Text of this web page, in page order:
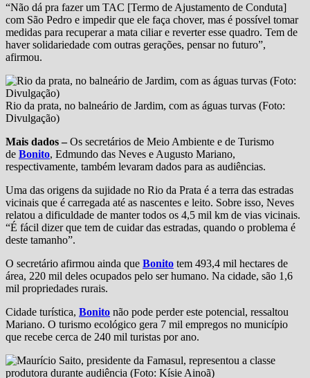
“Não dá pra fazer um TAC [Termo de Ajustamento de Conduta]
com São Pedro e impedir que ele faça chover, mas é possível tomar
medidas para recuperar a mata ciliar e reverter esse quadro. Tem de
haver solidariedade com outras gerações, pensar no futuro”,
afirmou.
Rio da prata, no balneário de Jardim, com as águas turvas (Foto:
Divulgação)
Mais dados –Os secretários de Meio Ambiente e de Turismo
de Bonito, Edmundo das Neves e Augusto Mariano,
respectivamente, também levaram dados para as audiências.
Uma das origens da sujidade no Rio da Prata é a terra das estradas
vicinais que é carregada até as nascentes e leito. Sobre isso, Neves
relatou a dificuldade de manter todos os 4,5 mil km de vias vicinais.
“É fácil dizer que tem de cuidar das estradas, quando o problema é
deste tamanho”.
O secretário afirmou ainda que Bonito tem 493,4 mil hectares de
área, 220 mil deles ocupados pelo ser humano. Na cidade, são 1,6
mil propriedades rurais.
Cidade turística, Bonito não pode perder este potencial, ressaltou
Mariano. O turismo ecológico gera 7 mil empregos no município
que recebe cerca de 240 mil turistas por ano.